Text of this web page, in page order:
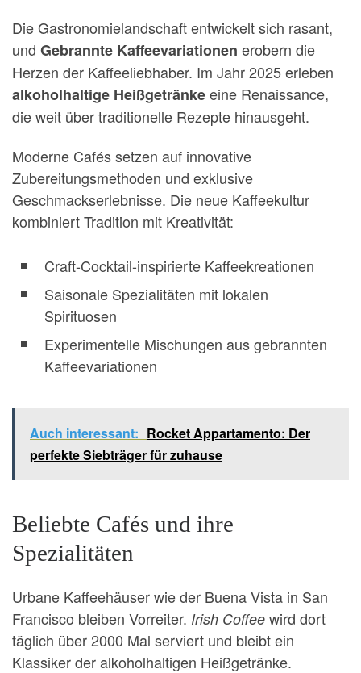
Die Gastronomielandschaft entwickelt sich rasant,
und Gebrannte Kaffeevariationen erobern die
Herzen der Kaffeeliebhaber. Im Jahr 2025 erleben
alkoholhaltige Heißgetränkeeine Renaissance,
die weit über traditionelle Rezepte hinausgeht.
Moderne Cafés setzen auf innovative
Zubereitungsmethoden und exklusive
Geschmackserlebnisse. Die neue Kaffeekultur
kombiniert Tradition mit Kreativität:
Craft-Cocktail-inspirierte Kaffeekreationen
Saisonale Spezialitäten mit lokalen
Spirituosen
Experimentelle Mischungen aus gebrannten
Kaffeevariationen
Auch interessant: Rocket Appartamento: Der
perfekte Siebträger für zuhause
Beliebte Cafés und ihre
Spezialitäten
Urbane Kaffeehäuser wie der Buena Vista in San
Francisco bleiben Vorreiter. Irish Coffee wird dort
täglich über 2000 Mal serviert und bleibt ein
Klassiker der alkoholhaltigen Heißgetränke.